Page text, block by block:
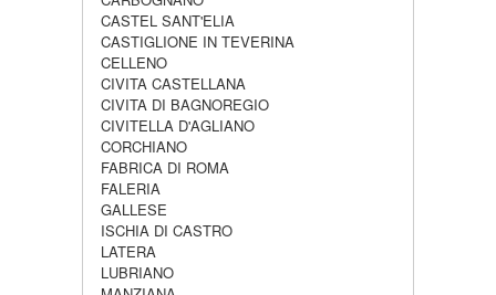
CASTEL SANT'ELIA
CASTIGLIONE IN TEVERINA
CELLENO
CIVITA CASTELLANA
CIVITA DI BAGNOREGIO
CIVITELLA D'AGLIANO
CORCHIANO
FABRICA DI ROMA
FALERIA
GALLESE
ISCHIA DI CASTRO
LATERA
LUBRIANO